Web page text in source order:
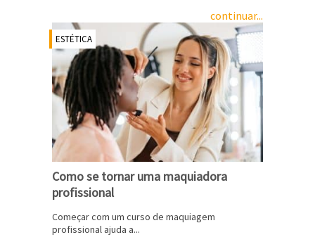
continuar...
ESTÉTICA
Como se tornar uma maquiadora
profissional
Começar com um curso de maquiagem
profissional ajuda a...